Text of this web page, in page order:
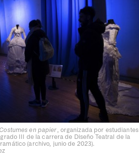
en papier, organizada por estudiantes
III de la carrera de Diseño Teatral de la
(archivo, junio de 2023).